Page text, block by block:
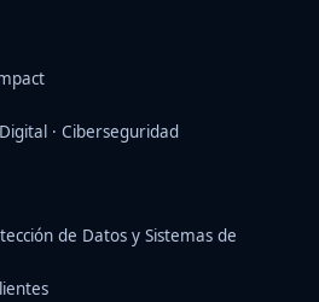
· Ciberseguridad
de Datos y Sistemas de